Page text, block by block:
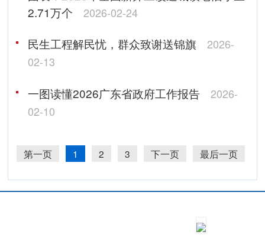
2.71万个
2026-02-24
民生工程解民忧，群众致谢送锦旗
2026-
02-13
一图读懂2026广东省政府工作报告
2026-
02-10
第一页 1 2 3 下一页 最后一页